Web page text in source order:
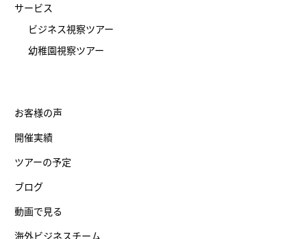
サービス
ビジネス視察ツアー
幼稚園視察ツアー
お客様の声
開催実績
ツアーの予定
ブログ
動画で見る
海外ビジネスチーム